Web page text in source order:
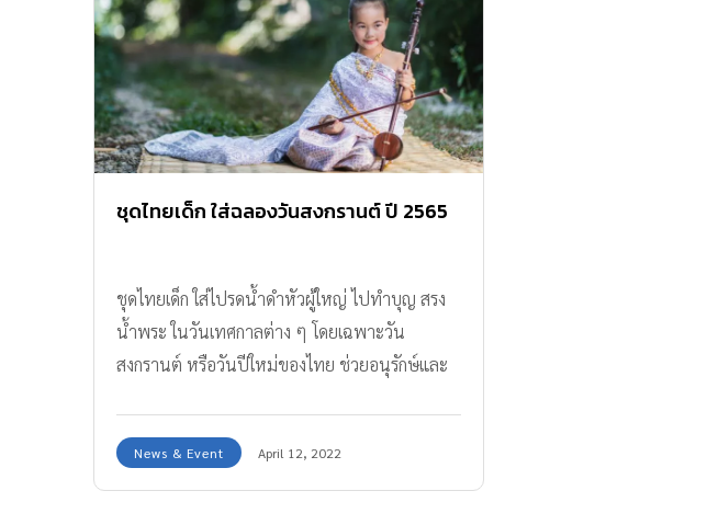
ชุดไทยเด็ก ใส่ฉลองวันสงกรานต์ ปี 2565
ชุดไทยเด็ก ใส่ไปรดน้ำดำหัวผู้ใหญ่ ไปทำบุญ สรง
น้ำพระ ในวันเทศกาลต่าง ๆ โดยเฉพาะวัน
สงกรานต์ หรือวันปีใหม่ของไทย ช่วยอนุรักษ์และ
News & Event April 12, 2022